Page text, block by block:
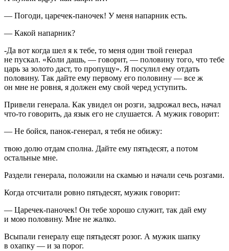
— Погоди, царечек-паночек! У меня напарник есть.
— Какой напарник?
-Да вот когда шел я к тебе, то меня один твой генерал
не пускал. «Коли дашь, — говорит, — половину того, что тебе
царь за золото даст, то пропущу». Я посулил ему отдать
половину. Так дайте ему первому его половину — все ж
он мне не ровня, я должен ему свой черед уступить.
Привели генерала. Как увидел он розги, задрожал весь, начал
что-то говорить, да язык его не слушается. А мужик говорит:
— Не бойся, панок-генерал, я тебя не обижу:
твою долю отдам сполна. Дайте ему пятьдесят, а потом
остальные мне.
Раздели генерала, положили на скамью и начали сечь розгами.
Когда отсчитали ровно пятьдесят, мужик говорит:
— Царечек-паночек! Он тебе хорошо служит, так дай ему
и мою половину. Мне не жалко.
Всыпали генералу еще пятьдесят розог. А мужик шапку
в охапку — и за порог.